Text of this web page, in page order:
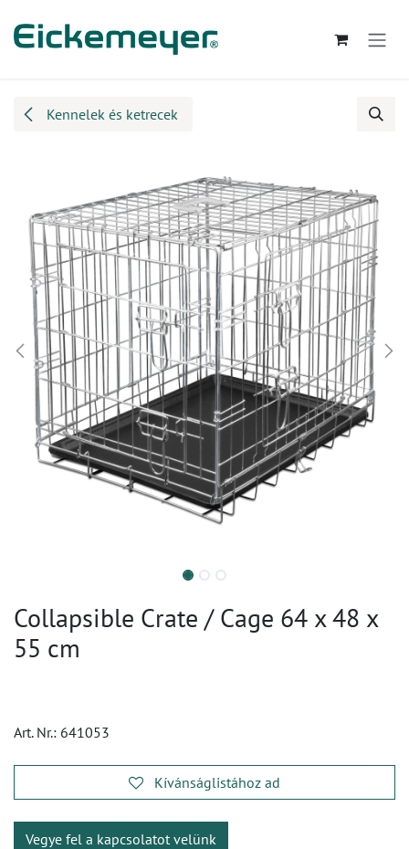
Kennelek és ketrecek
Collapsible Crate / Cage 64 x 48 x
55 cm
Art. Nr.: 641053
Kívánságlistához ad
Vegye fel a kapcsolatot velünk